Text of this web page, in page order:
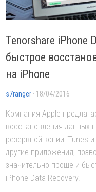
Tenorshare iPhone
быстрое
на iPhone
s7ranger · 18/04/2016
Компания Apple
восстановления данных
резервной копии iTunes
другие приложения,
значительно проще и
iPhone Data Recovery.